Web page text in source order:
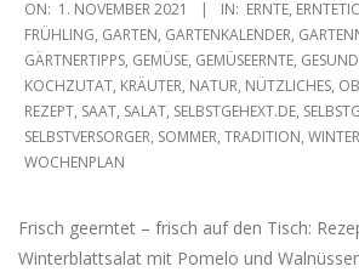
11-
01
ON: 1. NOVEMBER 2021 IN: ERNTE,
FRÜHLING, GARTEN, GARTENKALENDER,
GÄRTNERTIPPS, GEMÜSE, GEMÜSEERNTE,
KOCHZUTAT, KRÄUTER, NATUR, NÜTZLICHES,
REZEPT, SAAT, SALAT, SELBSTGEHEXT.DE,
SELBSTVERSORGER, SOMMER, TRADITION, WINTER
WOCHENPLAN
Frisch geerntet – frisch auf den Tisch:
Winterblattsalat mit Pomelo und